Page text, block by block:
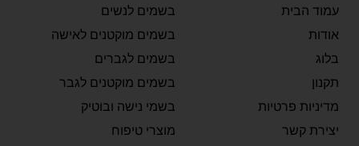
עמוד הבית
אודות
בלוג
תקנון
מדיניות פרטיות
יצירת קשר
בשמים לנשים
בשמים מוקטנים לאישה
בשמים לגברים
בשמים מוקטנים לגבר
בשמי נישה ובוטיק
מוצרי טיפוח